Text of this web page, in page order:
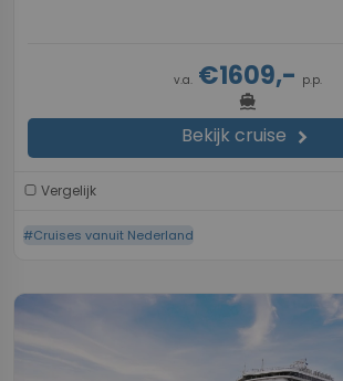
v.a. €1609,- p.p.
directions_boat
Bekijk cruise chevron_right
Vergelijk
#Cruises vanuit Nederland